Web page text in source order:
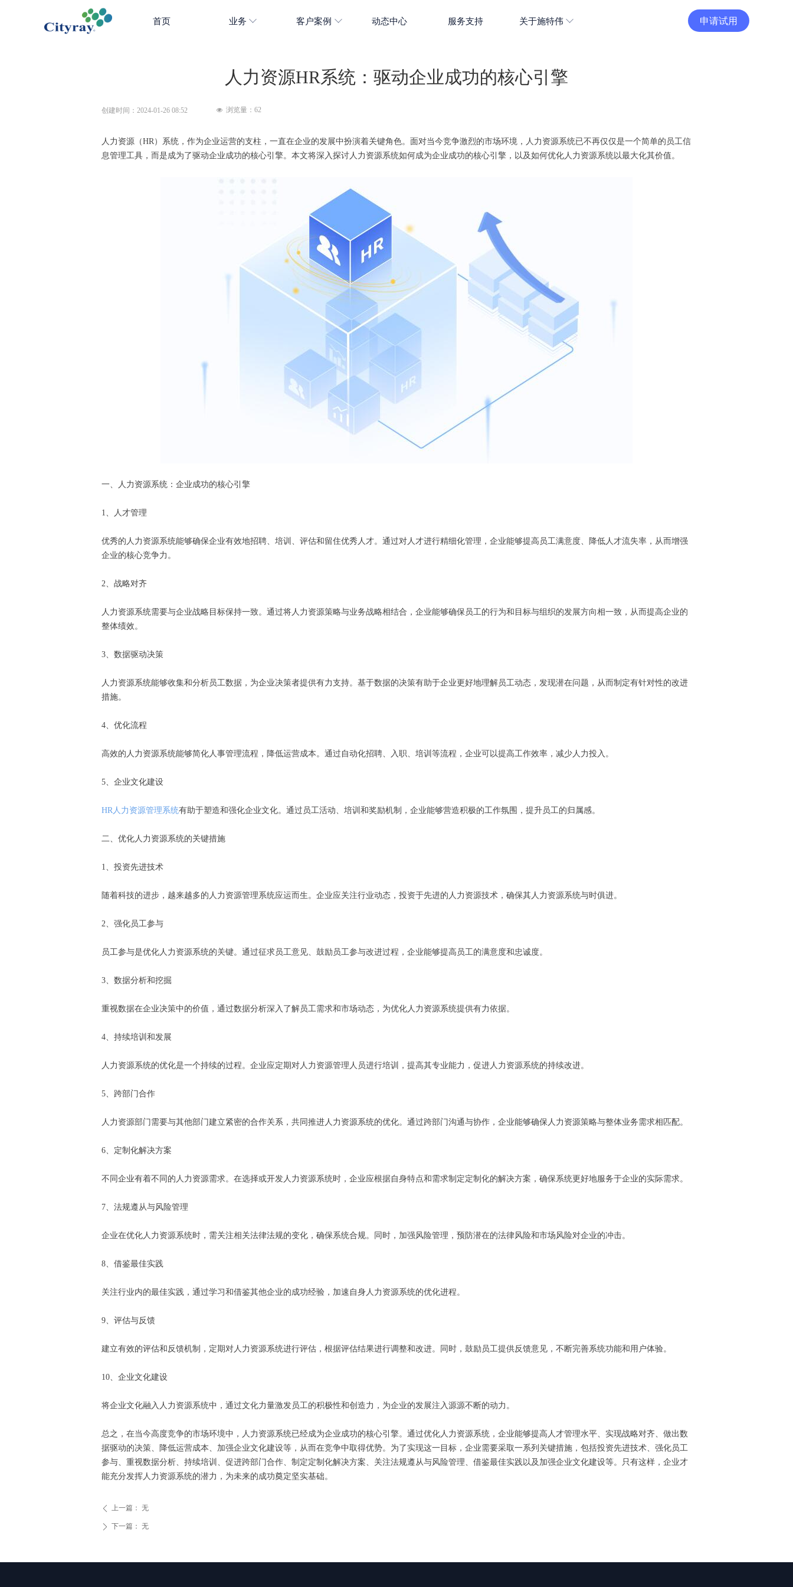
首页 业务 客户案例 动态中心 服务支持 关于施特伟 申请试用
人力资源HR系统：驱动企业成功的核心引擎
人力资源（HR）系统，作为企业运营的支柱，一直在企业的发展中扮演着关键角色。面对当今竞争激烈的市场环境，人力资源系统已不再仅仅是一个简单的员工信
息管理工具，而是成为了驱动企业成功的核心引擎。本文将深入探讨人力资源系统如何成为企业成功的核心引擎，以及如何优化人力资源系统以最大化其价值。
一、人力资源系统：企业成功的核心引擎
1、人才管理
优秀的人力资源系统能够确保企业有效地招聘、培训、评估和留住优秀人才。通过对人才进行精细化管理，企业能够提高员工满意度、降低人才流失率，从而增强
企业的核心竞争力。
2、战略对齐
人力资源系统需要与企业战略目标保持一致。通过将人力资源策略与业务战略相结合，企业能够确保员工的行为和目标与组织的发展方向相一致，从而提高企业的
整体绩效。
3、数据驱动决策
人力资源系统能够收集和分析员工数据，为企业决策者提供有力支持。基于数据的决策有助于企业更好地理解员工动态，发现潜在问题，从而制定有针对性的改进
措施。
4、优化流程
高效的人力资源系统能够简化人事管理流程，降低运营成本。通过自动化招聘、入职、培训等流程，企业可以提高工作效率，减少人力投入。
5、企业文化建设
HR人力资源管理系统有助于塑造和强化企业文化。通过员工活动、培训和奖励机制，企业能够营造积极的工作氛围，提升员工的归属感。
二、优化人力资源系统的关键措施
1、投资先进技术
随着科技的进步，越来越多的人力资源管理系统应运而生。企业应关注行业动态，投资于先进的人力资源技术，确保其人力资源系统与时俱进。
2、强化员工参与
员工参与是优化人力资源系统的关键。通过征求员工意见、鼓励员工参与改进过程，企业能够提高员工的满意度和忠诚度。
3、数据分析和挖掘
重视数据在企业决策中的价值，通过数据分析深入了解员工需求和市场动态，为优化人力资源系统提供有力依据。
4、持续培训和发展
人力资源系统的优化是一个持续的过程。企业应定期对人力资源管理人员进行培训，提高其专业能力，促进人力资源系统的持续改进。
5、跨部门合作
人力资源部门需要与其他部门建立紧密的合作关系，共同推进人力资源系统的优化。通过跨部门沟通与协作，企业能够确保人力资源策略与整体业务需求相匹配。
6、定制化解决方案
不同企业有着不同的人力资源需求。在选择或开发人力资源系统时，企业应根据自身特点和需求制定定制化的解决方案，确保系统更好地服务于企业的实际需求。
7、法规遵从与风险管理
企业在优化人力资源系统时，需关注相关法律法规的变化，确保系统合规。同时，加强风险管理，预防潜在的法律风险和市场风险对企业的冲击。
8、借鉴最佳实践
关注行业内的最佳实践，通过学习和借鉴其他企业的成功经验，加速自身人力资源系统的优化进程。
9、评估与反馈
建立有效的评估和反馈机制，定期对人力资源系统进行评估，根据评估结果进行调整和改进。同时，鼓励员工提供反馈意见，不断完善系统功能和用户体验。
10、企业文化建设
将企业文化融入人力资源系统中，通过文化力量激发员工的积极性和创造力，为企业的发展注入源源不断的动力。
总之，在当今高度竞争的市场环境中，人力资源系统已经成为企业成功的核心引擎。通过优化人力资源系统，企业能够提高人才管理水平、实现战略对齐、做出数
据驱动的决策、降低运营成本、加强企业文化建设等，从而在竞争中取得优势。为了实现这一目标，企业需要采取一系列关键措施，包括投资先进技术、强化员工
参与、重视数据分析、持续培训、促进跨部门合作、制定定制化解决方案、关注法规遵从与风险管理、借鉴最佳实践以及加强企业文化建设等。只有这样，企业才
能充分发挥人力资源系统的潜力，为未来的成功奠定坚实基础。
ꄴ 上一篇： 无
ꄲ 下一篇： 无
创建时间： 2024-01-26 08:52 넶 浏览量： 62